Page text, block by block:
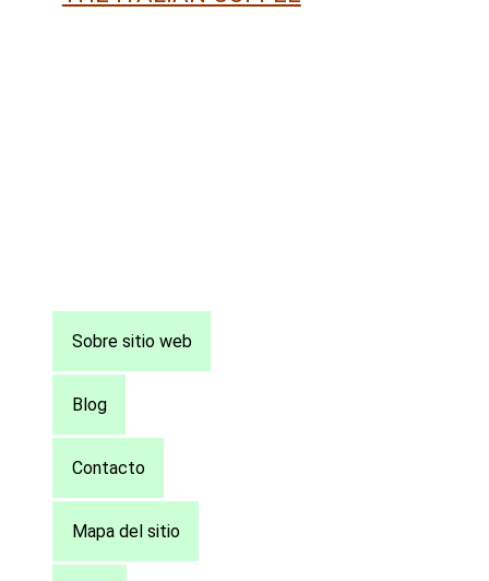
página
Sobre sitio web
Blog
Contacto
Mapa del sitio